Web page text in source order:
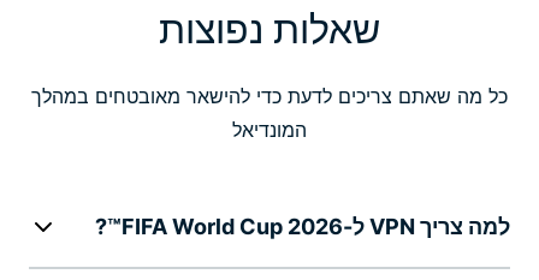
שאלות נפוצות
כל מה שאתם צריכים לדעת כדי להישאר מאובטחים במהלך
המונדיאל
למה צריך VPN ל-FIFA World Cup 2026™?